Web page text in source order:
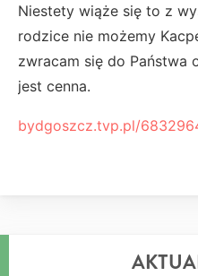
Niestety wiąże się to z
rodzice nie możemy
zwracam się do Państwa
jest cenna.
bydgoszcz.tvp.pl/